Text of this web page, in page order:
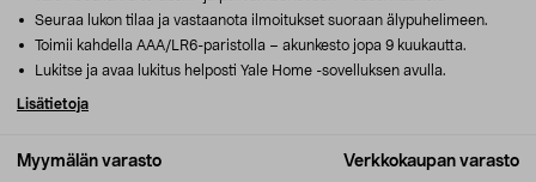
Myymälän varasto Verkkokaupan varasto
Seuraa lukon tilaa ja vastaanota ilmoitukset suoraan älypuhelimeen.
Toimii kahdella AAA/LR6-paristolla – akunkesto jopa 9 kuukautta.
Lukitse ja avaa lukitus helposti Yale Home -sovelluksen avulla.
Lisätietoja